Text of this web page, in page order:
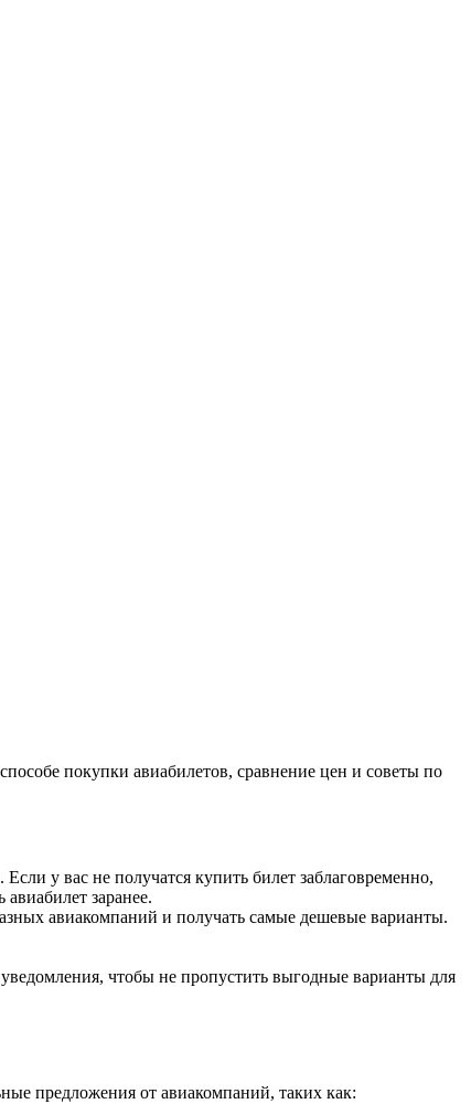
покупки авиабилетов, сравнение цен и советы по
у вас не получатся купить билет заблаговременно,
заранее.
авиакомпаний и получать самые дешевые варианты.
чтобы не пропустить выгодные варианты для
предложения от авиакомпаний, таких как: